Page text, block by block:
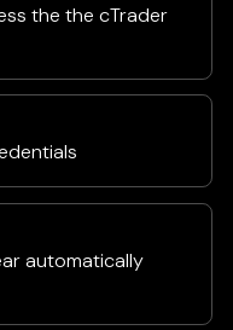
the the cTrader
automatically